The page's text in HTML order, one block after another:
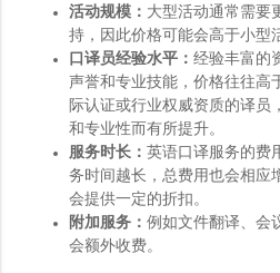
活动规模： 大型活动通常需要
持，因此价格可能会高于小型
口译员经验水平：经验丰富的
声誉和专业技能，价格往往高
际认证或行业权威资质的译员
和专业性而有所提升。
服务时长：英语口译服务的费
务时间越长，总费用也会相应
会提供一定的折扣。
附加服务：例如文件翻译、会
会额外收费。